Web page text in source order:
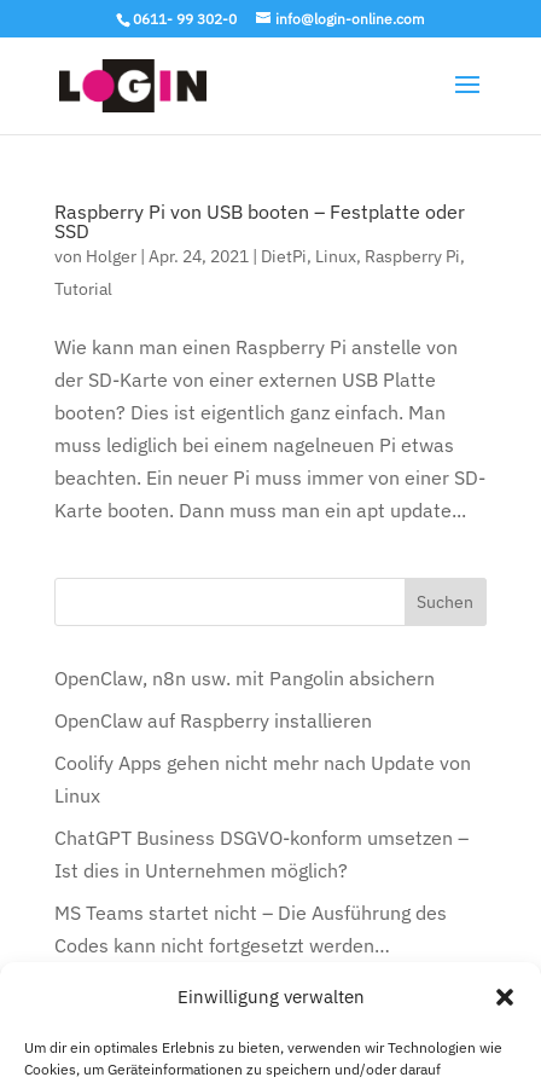
Einwilligung verwalten
Um dir ein optimales Erlebnis zu bieten, verwenden wir Technologien wie
Cookies, um Geräteinformationen zu speichern und/oder darauf
0611- 99 302-0 info@login-online.com
Raspberry Pi von USB booten – Festplatte oder
SSD
von Holger| Apr. 24, 2021| DietPi, Linux, Raspberry Pi,
Tutorial
Wie kann man einen Raspberry Pi anstelle von
der SD-Karte von einer externen USB Platte
booten? Dies ist eigentlich ganz einfach. Man
muss lediglich bei einem nagelneuen Pi etwas
beachten. Ein neuer Pi muss immer von einer SD-
Karte booten. Dann muss man ein apt update...
OpenClaw, n8n usw. mit Pangolin absichern
OpenClaw auf Raspberry installieren
Coolify Apps gehen nicht mehr nach Update von
Linux
ChatGPT Business DSGVO-konform umsetzen –
Ist dies in Unternehmen möglich?
MS Teams startet nicht – Die Ausführung des
Codes kann nicht fortgesetzt werden…
Kategorien